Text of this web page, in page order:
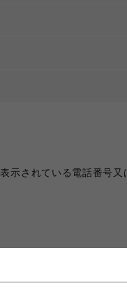
示されている電話番号又